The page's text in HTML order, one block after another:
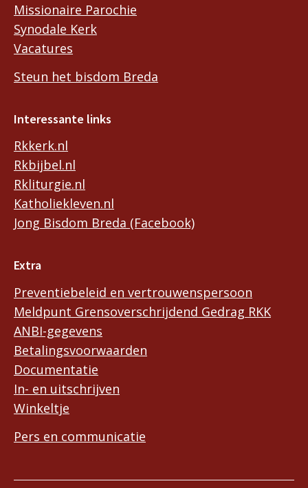
Missionaire Parochie
Synodale Kerk
Vacatures
Steun het bisdom Breda
Interessante links
Rkkerk.nl
Rkbijbel.nl
Rkliturgie.nl
Katholiekleven.nl
Jong Bisdom Breda (Facebook)
Extra
Preventiebeleid en vertrouwenspersoon
Meldpunt Grensoverschrijdend Gedrag RKK
ANBI-gegevens
Betalingsvoorwaarden
Documentatie
In- en uitschrijven
Winkeltje
Pers en communicatie